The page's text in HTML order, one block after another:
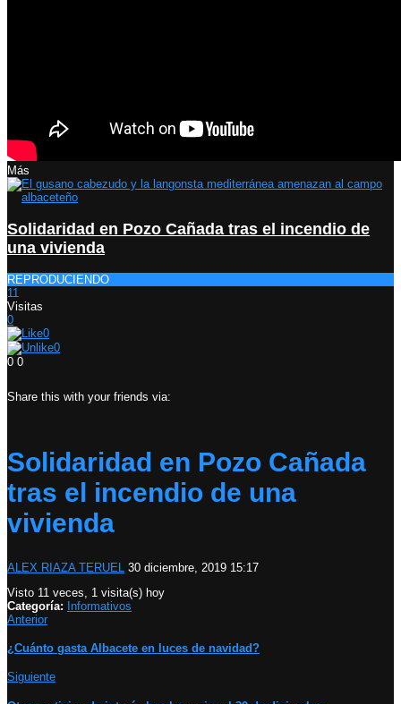
Más
Solidaridad en Pozo Cañada tras el incendio de
una vivienda
REPRODUCIENDO
11
Visitas
0
0
0
0 0
Share this with your friends via:
Solidaridad en Pozo Cañada
tras el incendio de una
vivienda
ALEX RIAZA TERUEL
30 diciembre, 2019 15:17
Visto 11 veces, 1 visita(s) hoy
Categoría: Informativos
Anterior
¿Cuánto gasta Albacete en luces de navidad?
Siguiente